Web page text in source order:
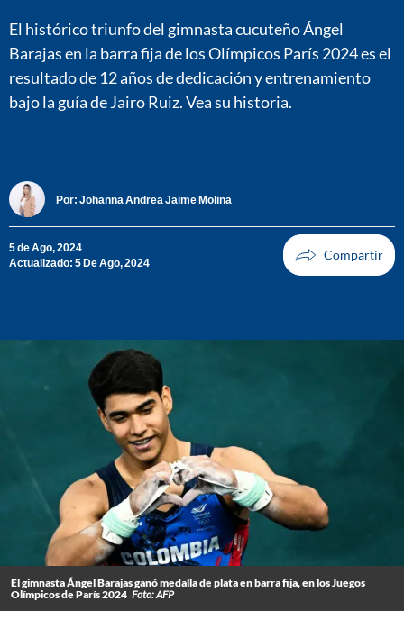
El histórico triunfo del gimnasta cucuteño Ángel
Barajas en la barra fija de los Olímpicos París 2024 es el
resultado de 12 años de dedicación y entrenamiento
bajo la guía de Jairo Ruiz. Vea su historia.
Por: Johanna Andrea Jaime Molina
5 de Ago, 2024
Actualizado: 5 De Ago, 2024
El gimnasta Ángel Barajas ganó medalla de plata en barra fija, en los Juegos
Olímpicos de París 2024 Foto: AFP